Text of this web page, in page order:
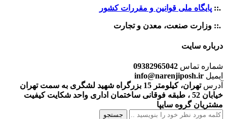
.:: پایگاه ملی قوانین و مقررات کشور
.:: وزارت صنعت، معدن و تجارت
درباره سایت
شماره تماس 09382965042
ایمیل info@narenjiposh.ir
آدرس
تهران، کیلومتر 15 بزرگراه شهید لشگری به سمت تهران
خیابان 52 ، طبقه فوقانی ساختمان اداری واحد شکایت کیفیت
مشتریان گروه سایپا
جستجو